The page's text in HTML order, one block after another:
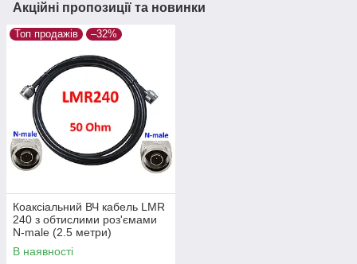
Акційні пропозиції та новинки
Топ продажів –32%
Коаксіальний ВЧ кабель LMR
240 з обтислими роз'ємами
N-male (2.5 метри)
В наявності